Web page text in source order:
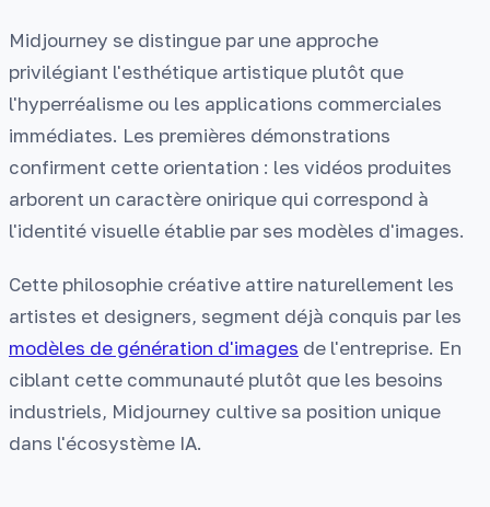
Midjourney se distingue par une approche
privilégiant l'esthétique artistique plutôt que
l'hyperréalisme ou les applications commerciales
immédiates. Les premières démonstrations
confirment cette orientation : les vidéos produites
arborent un caractère onirique qui correspond à
l'identité visuelle établie par ses modèles d'images.
Cette philosophie créative attire naturellement les
artistes et designers, segment déjà conquis par les
modèles de génération d'images de l'entreprise. En
ciblant cette communauté plutôt que les besoins
industriels, Midjourney cultive sa position unique
dans l'écosystème IA.